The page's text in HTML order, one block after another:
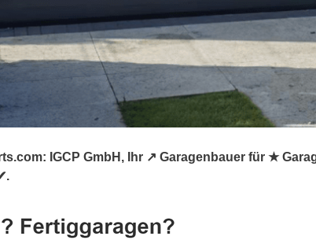
IGCP GmbH, Ihr ↗️ Garagenbauer für ★